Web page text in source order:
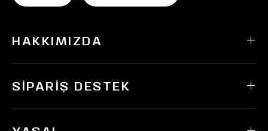
HAKKIMIZDA
SIPARIŞ DESTEK